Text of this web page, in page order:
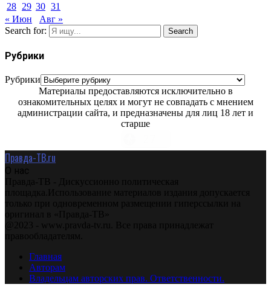
28 29 30 31
« Июн
Авг »
Search for:
Search
Рубрики
Рубрики
Материалы предоставляются исключительно в
ознакомительных целях и могут не совпадать с мнением
администрации сайта, и предназначены для лиц 18 лет и
старше
Правда-ТВ.ru
О нас
Правда-ТВ - Дискуссионно политическая
площадка.Использование материалов издания допускается
только при одновременном размещении гиперссылки на
оригинал в «Правда-ТВ»
@2023 - www.pravda-tv.ru. Все права принадлежат
правообладателям.
Главная
Авторам
Владельцам авторских прав. Ответственности.